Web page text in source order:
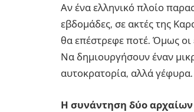
Αν ένα ελληνικό πλοίο
εβδομάδες, σε ακτές της
θα επέστρεφε ποτέ. Όμως
Να δημιουργήσουν έναν
αυτοκρατορία, αλλά γέφυρα.
Η συνάντηση δύο